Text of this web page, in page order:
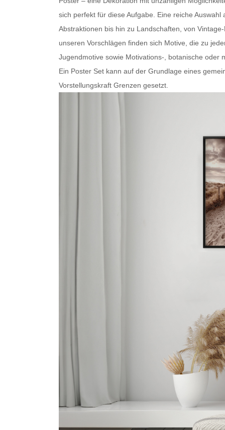
sich perfekt für diese Aufgabe. Eine reiche
Abstraktionen bis hin zu Landschaften, von
unseren Vorschlägen finden sich Motive, die zu
Jugendmotive sowie Motivations-, botanische oder
Ein Poster Set kann auf der Grundlage eines
Vorstellungskraft Grenzen gesetzt.